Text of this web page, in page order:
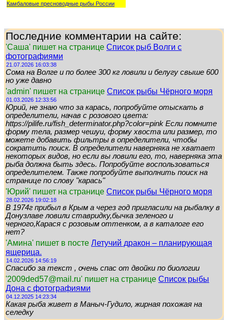
Камбаловые пресноводные рыбы России
Последние комментарии на сайте:
'Саша' пишет на странице Список рыб Волги с
фотографиями
21.07.2026 16:03:38
Сома на Волге и по более 300 кг ловили и белугу свыше 600
но уже давно
'admin' пишет на странице Список рыбы Чёрного моря
01.03.2026 12:33:56
Юрий, не знаю что за карась, попробуйте отыскать в
определители, начав с розового цвета:
https://pilife.ru/fish_determinator.php?color=pink Если помните
форму тела, размер чешуи, форму хвоста или размер, то
можете добавить фильтры в определители, чтобы
сократить поиск. В определители наверняка не хватает
некоторых видов, но если вы ловили его, то, наверняка эта
рыба должна быть здесь. Попробуйте воспользоваться
определителем. Также попробуйте выполнить поиск на
странице по слову "карась"
'Юрий' пишет на странице Список рыбы Чёрного моря
28.02.2026 19:02:18
В 1974г прибыл в Крым а через год пригласили на рыбалку в
Донузлаве ловили ставридку,бычка зеленого и
черного,Карася с розовым оттенком, а в каталоге его
нет?
'Амина' пишет в посте Летучий дракон – планирующая
ящерица.
14.02.2026 14:56:19
Спасибо за текст , очень спас от двойки по биологии
'2009ded57@mail.ru' пишет на странице Список рыбы
Дона с фотографиями
04.12.2025 14:23:34
Какая рыба живет в Маныч-Гудило, жирная похожая на
селедку